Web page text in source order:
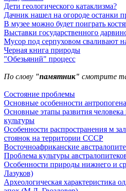
Дети геологического катаклизма?
Дачник нашел на огороде останки
В музее можно будет поиграть
Выставки государственного
Мусор под cерпуховом сваливают
Черная книга природы
"Обезьяний" процесс
По слову "памятник" смотрите
Состояние проблемы
Основные особенности антропогена
Основные этапы развития человека
культуры
Особенности распространения м
стоянок на территории СССР
Восточноафриканские
Проблема культуры
Особенности природы нижнего и
Лазуков)
Археологическая характеристика